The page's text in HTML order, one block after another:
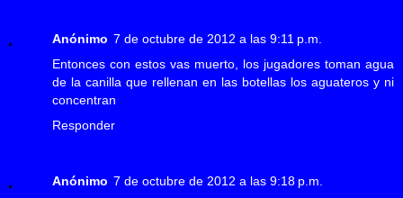
Anónimo 7 de octubre de 2012 a las 9:11 p.m.
Entonces con estos vas muerto, los jugadores toman agua
de la canilla que rellenan en las botellas los aguateros y ni
concentran
Responder
Anónimo 7 de octubre de 2012 a las 9:18 p.m.